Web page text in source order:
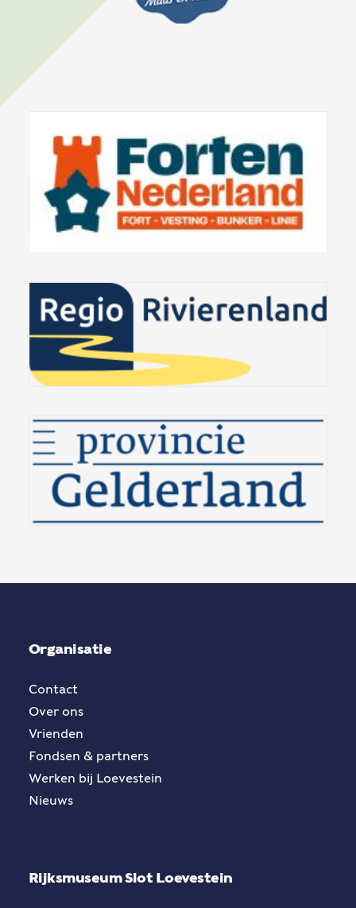
Organisatie
Contact
Over ons
Vrienden
Fondsen & partners
Werken bij Loevestein
Nieuws
Rijksmuseum Slot Loevestein